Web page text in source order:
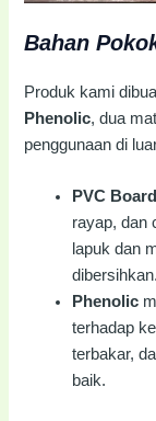
Bahan
Produk kami
Phenolic, dua
penggunaan di
PVC Board
rayap, dan
lapuk dan
dibersihkan.
Phenolic
terhadap
terbakar,
baik.